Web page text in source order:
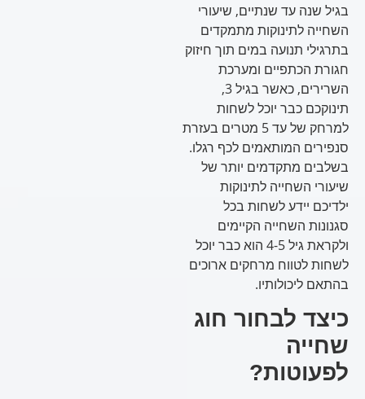
בגיל שנה עד שנתיים, שיעורי
השחייה לתינוקות מתמקדים
בתרגילי תנועה במים תוך חיזוק
חגורת הכתפיים ומערכת
השרירים, כאשר בגיל 3,
תינוקכם כבר יוכל לשחות
למרחק של עד 5 מטרים בעזרת
סנפירים המותאמים לכף רגלו.
בשלבים מתקדמים יותר של
שיעורי השחייה לתינוקות
ילדיכם יידע לשחות בכל
סגנונות השחייה הקיימים
ולקראת גיל 4-5 הוא כבר יוכל
לשחות לטווח מרחקים ארוכים
בהתאם ליכולותיו.
כיצד לבחור חוג
שחייה
לפעוטות?